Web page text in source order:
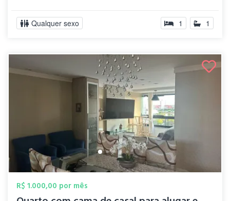
Qualquer sexo 1 1
R$ 1.000,00 por mês